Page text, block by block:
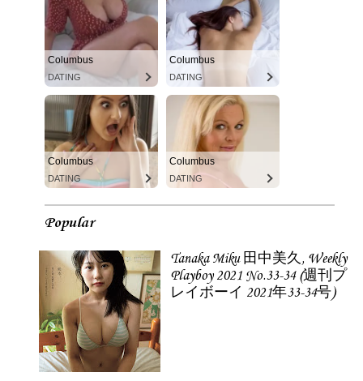
Columbus
DATING
Columbus
DATING
Columbus
DATING
Columbus
DATING
Popular
Tanaka Miku 田中美久, Weekly
Playboy 2021 No.33-34 (週刊プ
レイボーイ 2021年33-34号)